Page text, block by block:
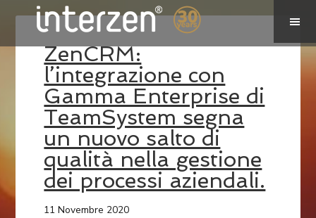
ZenCRM:
l’integrazione con
Gamma Enterprise di
TeamSystem segna
un nuovo salto di
qualità nella gestione
dei processi aziendali.
11 Novembre 2020